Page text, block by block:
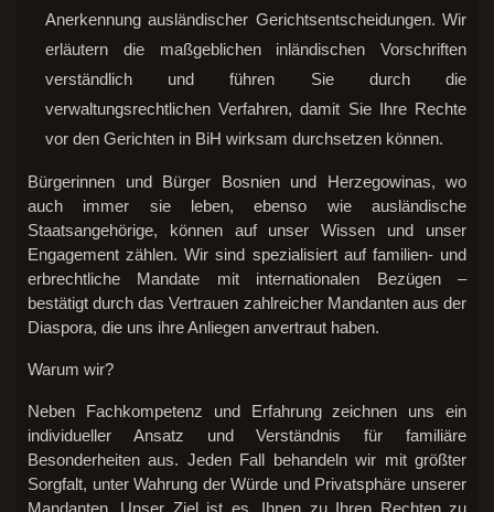
Anerkennung ausländischer Gerichtsentscheidungen. Wir
erläutern die maßgeblichen inländischen Vorschriften
verständlich und führen Sie durch die
verwaltungsrechtlichen Verfahren, damit Sie Ihre Rechte
vor den Gerichten in BiH wirksam durchsetzen können.
Bürgerinnen und Bürger Bosnien und Herzegowinas, wo
auch immer sie leben, ebenso wie ausländische
Staatsangehörige, können auf unser Wissen und unser
Engagement zählen. Wir sind spezialisiert auf familien- und
erbrechtliche Mandate mit internationalen Bezügen –
bestätigt durch das Vertrauen zahlreicher Mandanten aus der
Diaspora, die uns ihre Anliegen anvertraut haben.
Warum wir?
Neben Fachkompetenz und Erfahrung zeichnen uns ein
individueller Ansatz und Verständnis für familiäre
Besonderheiten aus. Jeden Fall behandeln wir mit größter
Sorgfalt, unter Wahrung der Würde und Privatsphäre unserer
Mandanten. Unser Ziel ist es, Ihnen zu Ihren Rechten zu